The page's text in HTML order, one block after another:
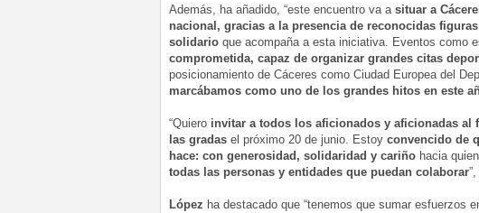
Además, ha añadido, “este encuentro va a situar a
nacional, gracias a la presencia de reconocidas
solidario que acompaña a esta iniciativa. Eventos como
comprometida, capaz de organizar grandes citas
posicionamiento de Cáceres como Ciudad Europea del
marcábamos como uno de los grandes hitos en este
“Quiero invitar a todos los aficionados y aficionadas al
las gradas el próximo 20 de junio. Estoy convencido de
hace: con generosidad, solidaridad y cariño hacia
todas las personas y entidades que puedan colaborar
López ha destacado que “tenemos que sumar esfuerzos